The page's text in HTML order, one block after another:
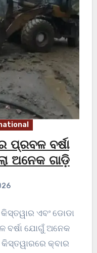
ପ୍ରବଳ ବର୍ଷା
ଅନେକ ଗାଡ଼ି
ଏବଂ ଡୋଡା
ବର୍ଷା ଯୋଗୁଁ ଅନେକ
କ୍ବାର